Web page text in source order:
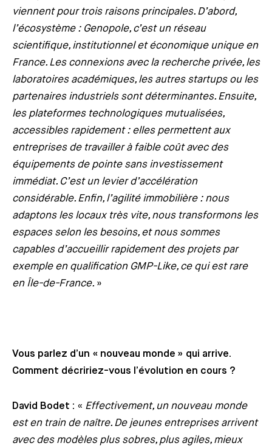
viennent pour trois raisons principales. D’abord,
l’écosystème : Genopole, c’est un réseau
scientifique, institutionnel et économique unique en
France. Les connexions avec la recherche privée, les
laboratoires académiques, les autres startups ou les
partenaires industriels sont déterminantes. Ensuite,
les plateformes technologiques mutualisées,
accessibles rapidement : elles permettent aux
entreprises de travailler à faible coût avec des
équipements de pointe sans investissement
immédiat. C’est un levier d’accélération
considérable. Enfin, l’agilité immobilière : nous
adaptons les locaux très vite, nous transformons les
espaces selon les besoins, et nous sommes
capables d’accueillir rapidement des projets par
exemple en qualification GMP-Like, ce qui est rare
en Île-de-France. »
Vous parlez d’un « nouveau monde » qui arrive.
Comment décririez-vous l’évolution en cours ?
David Bodet : « Effectivement, un nouveau monde
est en train de naître. De jeunes entreprises arrivent
avec des modèles plus sobres, plus agiles, mieux